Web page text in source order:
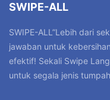
SWIPE-ALL
SWIPE-ALL”Lebih dari
jawaban untuk
efektif! Sekali Swipe
untuk segala jenis